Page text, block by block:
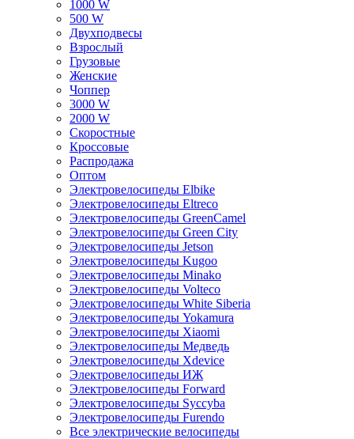
1000 W
500 W
Двухподвесы
Взрослый
Грузовые
Женские
Чоппер
3000 W
2000 W
Скоростные
Кроссовые
Распродажа
Оптом
Электровелосипеды Elbike
Электровелосипеды Eltreco
Электровелосипеды GreenCamel
Электровелосипеды Green City
Электровелосипеды Jetson
Электровелосипеды Kugoo
Электровелосипеды Minako
Электровелосипеды Volteco
Электровелосипеды White Siberia
Электровелосипеды Yokamura
Электровелосипеды Xiaomi
Электровелосипеды Медведь
Электровелосипеды Xdevice
Электровелосипеды ИЖ
Электровелосипеды Forward
Электровелосипеды Syccyba
Электровелосипеды Furendo
Все электрические велосипеды